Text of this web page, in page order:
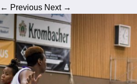
← Previous Next →